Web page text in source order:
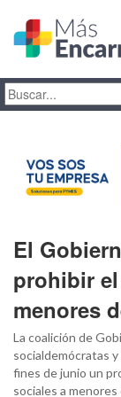
El
prohibir
menores
La coalición de
socialdemócratas
fines de junio un
sociales a menores